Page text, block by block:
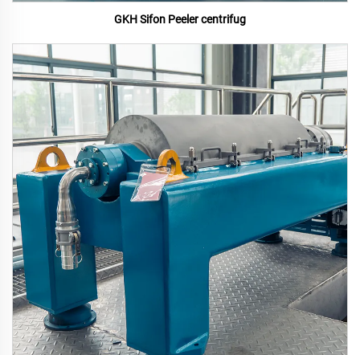
GKH Sifon Peeler centrifug